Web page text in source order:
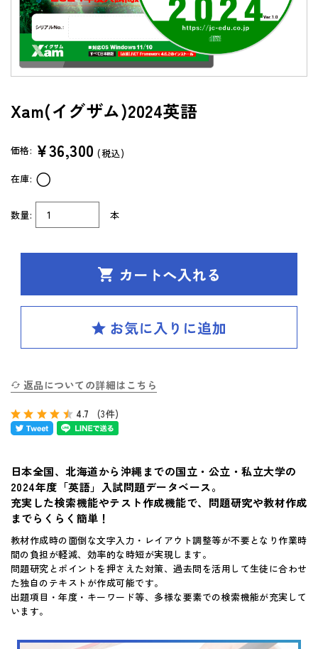
よくあるご質問（FAQ）
共通テスト/センター試験過去問データベース
センターTen 2026
通常版
（DVD-ROM簡易パッケージ）
アップグレード版
（ダウンロード）
製品サポートページ
株式会社 学書
SPIRAL（スパイラル）新ラインナップ発刊
英検(R)突破
新刊 高校への準備
お買い物ガイド
よくあるご質問
体験版・製品資料について
購入後のサポートについて
Xam(イグザム)2024英語
価格: ¥36,300 (税込)
数量: 本
在庫: ○
返品についての詳細はこちら
4.7 (3件)
日本全国、北海道から沖縄までの国立・公立・私立大学の
2024年度「英語」入試問題データベース。
充実した検索機能やテスト作成機能で、問題研究や教材作成
までらくらく簡単！
教材作成時の面倒な文字入力・レイアウト調整等が不要となり作業時
間の負担が軽減、効率的な時短が実現します。
問題研究とポイントを押さえた対策、過去問を活用して生徒に合わせ
た独自のテキストが作成可能です。
出題項目・年度・キーワード等、多様な要素での検索機能が充実して
います。